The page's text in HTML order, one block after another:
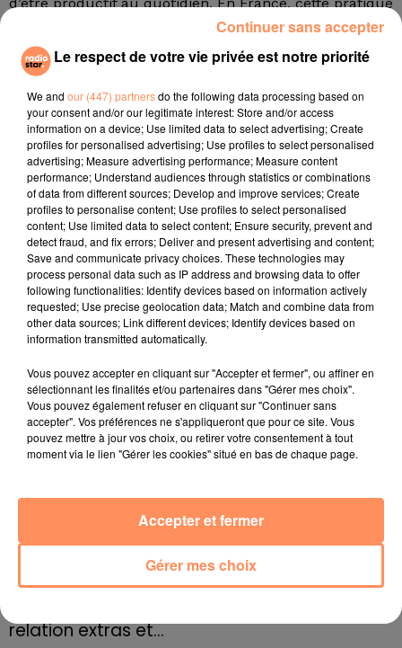
s’apparenter à la “glande”,et chacun sait qu’il
est parfois bon de ne rien faire !
Les concepts nordiques sont parfois étonnants. Si le
Niksen provient des Pays-Bas, il existe également le
Hygge au Danemark, soitl’art du cocooning. Il s’agit de
créer une atmosphère chaleureuse et rassurante à la
maison et de s’y conforter. En Suède, les locaux
prôneront le Lagom, un mode de vie destiné à un
équilibre parfait en termes de consommation.
Au Japon, le terme Ikigaï est utilisé, surtout dans la
région d’Okinawa. Ce mode de vie permettrait
d’expliquer en partie pourquoi la population de cet
archipelcontient autant de centenaires. Il s’agit de
respecter plusieurs principes, comme la qualité de la
nourriture, la composition des repas et la limitation de
la taille des portions. Le bien-être est également au
cœur du concept puisqu’à Okinawa, aucun centenaire
n’est placé en maison de retraite. On estimeà plus de
95 %les personnes âgées continuant à se montrer
actives dans leur quotidien !
Radio Star Live avec Dadju
27 juin 2022
relation extras et...
Le respect de votre vie privée est notre priorité
We and our (447) partnersdo the following data processing based on
your consent and/or our legitimate interest: Store and/or access
information on a device; Use limited data to select advertising; Create
profiles for personalised advertising; Use profiles to select personalised
advertising; Measure advertising performance; Measure content
performance; Understand audiences through statistics or combinations
of data from different sources; Develop and improve services; Create
profiles to personalise content; Use profiles to select personalised
content; Use limited data to select content; Ensure security, prevent and
detect fraud, and fix errors; Deliver and present advertising and content;
Save and communicate privacy choices. These technologies may
process personal data such as IP address and browsing data to offer
following functionalities: Identify devices based on information actively
requested; Use precise geolocation data; Match and combine data from
other data sources; Link different devices; Identify devices based on
information transmitted automatically.
Vous pouvez accepter en cliquant sur "Accepter et fermer", ou affiner en
sélectionnant les finalités et/ou partenaires dans "Gérer mes choix".
Vous pouvez également refuser en cliquant sur "Continuer sans
accepter". Vos préférences ne s'appliqueront que pour ce site. Vous
pouvez mettre à jour vos choix, ou retirer votre consentement à tout
moment via le lien "Gérer les cookies" situé en bas de chaque page.
Gérer mes choix
Accepter et fermer
Continuer sans accepter